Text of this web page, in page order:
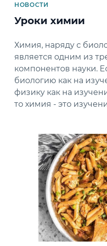
НОВОСТИ
Уроки химии
Химия, наряду с
является одним из
компонентов науки.
биологию как на
физику как на
то химия - это
News image